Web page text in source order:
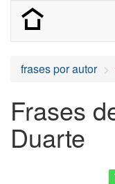
frases por autor
Frases
Duarte